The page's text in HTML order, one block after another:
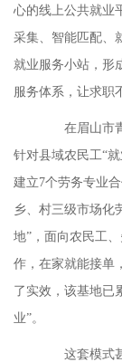
心的线上公共就业
采集、智能匹配、
就业服务小站，形
服务体系，让求职
在眉山市青
针对县域农民工“
建立7个劳务专业
乡、村三级市场化
地”，面向农民工
作，在家就能接单
了实效，该基地已
业”。
这套模式甚